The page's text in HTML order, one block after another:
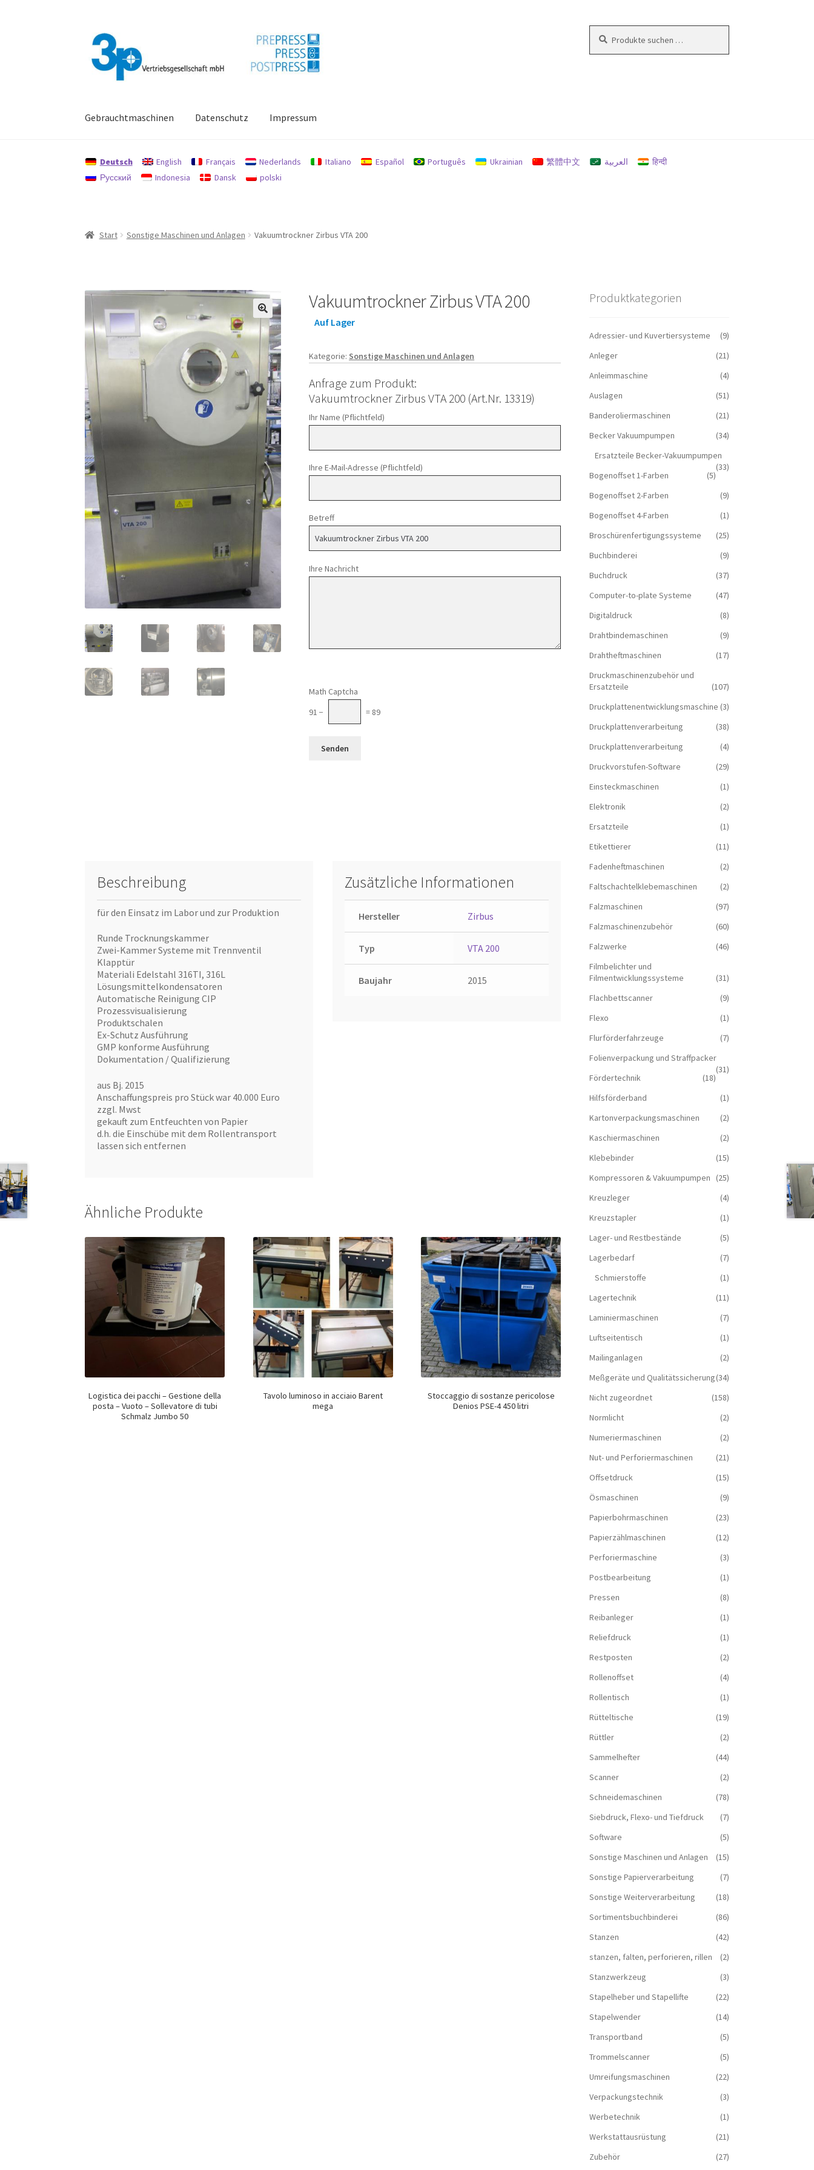
Navigation
springen
Zum
Inhalt
springen
nach:
Gebrauchtmaschinen Datenschutz Impressum
Deutsch English Français Nederlands Italiano Español Português Ukrainian 繁體中文 العربية
हिन्दी
Русский
Indonesia Dansk polski
Start Sonstige Maschinen und Anlagen Vakuumtrockner Zirbus VTA 200
Vakuumtrockner Zirbus VTA 200
Auf Lager
Kategorie: Sonstige Maschinen und Anlagen
Anfrage zum Produkt:
Vakuumtrockner Zirbus VTA 200 (Art.Nr. 13319)
Ihr Name (Pflichtfeld)
Ihre E-Mail-Adresse (Pflichtfeld)
Betreff
Ihre Nachricht
Math Captcha
91 −
= 89
Beschreibung
für den Einsatz im Labor und zur Produktion
Runde Trocknungskammer
Zwei-Kammer Systeme mit Trennventil
Klapptür
Materiali Edelstahl 316TI, 316L
Lösungsmittelkondensatoren
Automatische Reinigung CIP
Prozessvisualisierung
Produktschalen
Ex-Schutz Ausführung
GMP konforme Ausführung
Dokumentation / Qualifizierung
aus Bj. 2015
Anschaffungspreis pro Stück war 40.000 Euro
zzgl. Mwst
gekauft zum Entfeuchten von Papier
d.h. die Einschübe mit dem Rollentransport
lassen sich entfernen
Zusätzliche Informationen
Hersteller Zirbus
Typ VTA 200
Baujahr 2015
Ähnliche Produkte
Logistica dei pacchi – Gestione della
posta – Vuoto – Sollevatore di tubi
Schmalz Jumbo 50
Tavolo luminoso in acciaio Barent
mega
Stoccaggio di sostanze pericolose
Denios PSE-4 450 litri
Produktkategorien
Adressier- und Kuvertiersysteme
(9)
Anleger
(21)
Anleimmaschine
(4)
Auslagen
(51)
Banderoliermaschinen
(21)
Becker Vakuumpumpen
(34)
Ersatzteile Becker-Vakuumpumpen
(33)
Bogenoffset 1-Farben
(5)
Bogenoffset 2-Farben
(9)
Bogenoffset 4-Farben
(1)
Broschürenfertigungssysteme
(25)
Buchbinderei
(9)
Buchdruck
(37)
Computer-to-plate Systeme
(47)
Digitaldruck
(8)
Drahtbindemaschinen
(9)
Drahtheftmaschinen
(17)
Druckmaschinenzubehör und
Ersatzteile
(107)
Druckplattenentwicklungsmaschine (3)
Druckplattenverarbeitung
(38)
Druckplattenverarbeitung
(4)
Druckvorstufen-Software
(29)
Einsteckmaschinen
(1)
Elektronik
(2)
Ersatzteile
(1)
Etikettierer
(11)
Fadenheftmaschinen
(2)
Faltschachtelklebemaschinen
(2)
Falzmaschinen
(97)
Falzmaschinenzubehör
(60)
Falzwerke
(46)
Filmbelichter und
Filmentwicklungssysteme
(31)
Flachbettscanner
(9)
Flexo
(1)
Flurförderfahrzeuge
(7)
Folienverpackung und Straffpacker
(31)
Fördertechnik
(18)
Hilfsförderband
(1)
Kartonverpackungsmaschinen
(2)
Kaschiermaschinen
(2)
Klebebinder
(15)
Kompressoren & Vakuum­pumpen
(25)
Kreuzleger
(4)
Kreuzstapler
(1)
Lager- und Restbestände
(5)
Lagerbedarf
(7)
Schmierstoffe
(1)
Lagertechnik
(11)
Laminiermaschinen
(7)
Luftseitentisch
(1)
Mailinganlagen
(2)
Meßgeräte und Qualitätssicherung(34)
Nicht zugeordnet
(158)
Normlicht
(2)
Numeriermaschinen
(2)
Nut- und Perforiermaschinen
(21)
Offsetdruck
(15)
Ösmaschinen
(9)
Papierbohrmaschinen
(23)
Papierzählmaschinen
(12)
Perforiermaschine
(3)
Postbearbeitung
(1)
Pressen
(8)
Reibanleger
(1)
Reliefdruck
(1)
Restposten
(2)
Rollenoffset
(4)
Rollentisch
(1)
Rütteltische
(19)
Rüttler
(2)
Sammelhefter
(44)
Scanner
(2)
Schneidemaschinen
(78)
Siebdruck, Flexo- und Tiefdruck
(7)
Software
(5)
Sonstige Maschinen und Anlagen
(15)
Sonstige Papierverarbeitung
(7)
Sonstige Weiterverarbeitung
(18)
Sortimentsbuchbinderei
(86)
Stanzen
(42)
stanzen, falten, perforieren, rillen
(2)
Stanzwerkzeug
(3)
Stapelheber und Stapellifte
(22)
Stapelwender
(14)
Transportband
(5)
Trommelscanner
(5)
Umreifungsmaschinen
(22)
Verpackungstechnik
(3)
Werbetechnik
(1)
Werkstattausrüstung
(21)
Zubehör
(27)